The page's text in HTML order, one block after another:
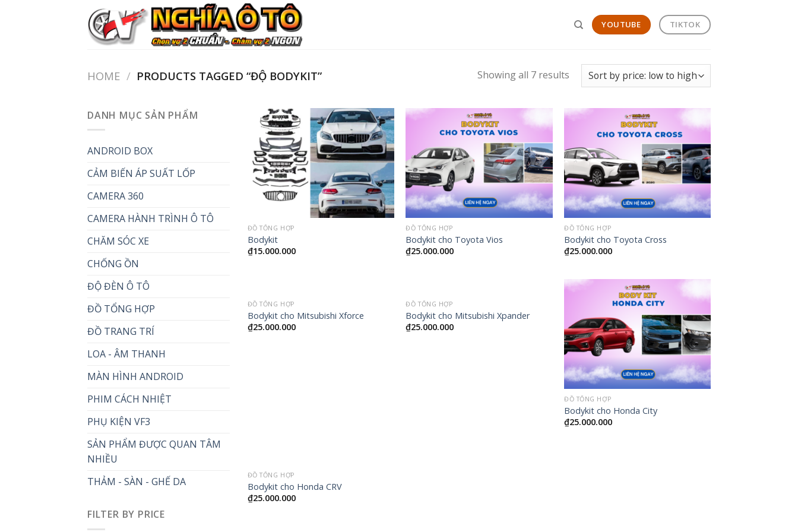
YOUTUBE TIKTOK
HOME / PRODUCTS TAGGED “ĐỘ BODYKIT” Showing all 7 results
DANH MỤC SẢN PHẨM
ANDROID BOX
CẢM BIẾN ÁP SUẤT LỐP
CAMERA 360
CAMERA HÀNH TRÌNH Ô TÔ
CHĂM SÓC XE
CHỐNG ỒN
ĐỘ ĐÈN Ô TÔ
ĐỒ TỔNG HỢP
ĐỒ TRANG TRÍ
LOA - ÂM THANH
MÀN HÌNH ANDROID
PHIM CÁCH NHIỆT
PHỤ KIỆN VF3
SẢN PHẨM ĐƯỢC QUAN TÂM
NHIỀU
THẢM - SÀN - GHẾ DA
FILTER BY PRICE
ĐỒ TỔNG HỢP
Bodykit
₫15.000.000
ĐỒ TỔNG HỢP
Bodykit cho Toyota Vios
₫25.000.000
ĐỒ TỔNG HỢP
Bodykit cho Toyota Cross
₫25.000.000
ĐỒ TỔNG HỢP
Bodykit cho Mitsubishi Xforce
₫25.000.000
ĐỒ TỔNG HỢP
Bodykit cho Mitsubishi Xpander
₫25.000.000
ĐỒ TỔNG HỢP
Bodykit cho Honda City
₫25.000.000
ĐỒ TỔNG HỢP
Bodykit cho Honda CRV
₫25.000.000